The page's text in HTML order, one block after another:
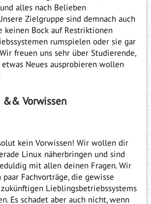
alles nach Belieben
Zielgruppe sind demnach auch
keinen Bock auf Restriktionen
rumspielen oder sie gar
freuen uns sehr über Studierende,
Neues ausprobieren wollen
&& Vorwissen
kein Vorwissen! Wir wollen dir
Linux näherbringen und sind
mit allen deinen Fragen. Wir
Fachvorträge, die gewisse
Lieblingsbetriebssystems
Es schadet aber auch nicht, wenn